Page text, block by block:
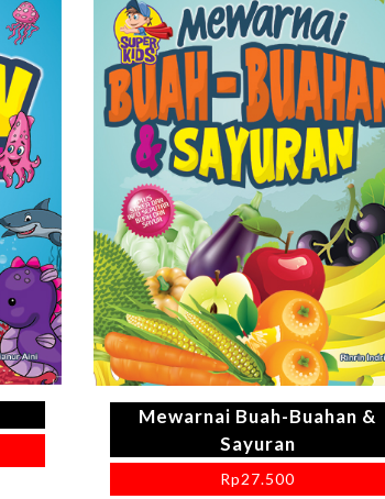
Mewarnai Buah-Buahan &
Sayuran
Rp27.500